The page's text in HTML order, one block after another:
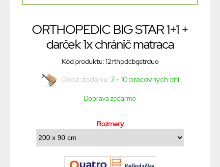
ORTHOPEDIC BIG STAR 1+1 +
darček 1x chránič matraca
Kód produktu: 12rthpdcbgstrduo
Doba dodania: 7 - 10 pracovných dní
Doprava zadarmo
Rozmery